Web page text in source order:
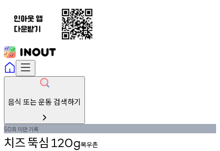
음식 또는 운동 검색하기
50회 미만기록
치즈뚝심 120g목우촌